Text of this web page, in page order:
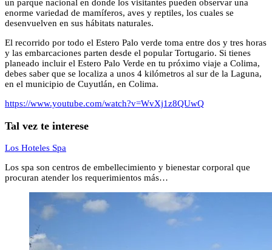
un parque nacional en donde los visitantes pueden observar una
enorme variedad de mamíferos, aves y reptiles, los cuales se
desenvuelven en sus hábitats naturales.
El recorrido por todo el Estero Palo verde toma entre dos y tres horas
y las embarcaciones parten desde el popular Tortugario. Si tienes
planeado incluir el Estero Palo Verde en tu próximo viaje a Colima,
debes saber que se localiza a unos 4 kilómetros al sur de la Laguna,
en el municipio de Cuyutlán, en Colima.
https://www.youtube.com/watch?v=WvXj1z8QUwQ
Tal vez te interese
Los Hoteles Spa
Los spa son centros de embellecimiento y bienestar corporal que
procuran atender los requerimientos más…